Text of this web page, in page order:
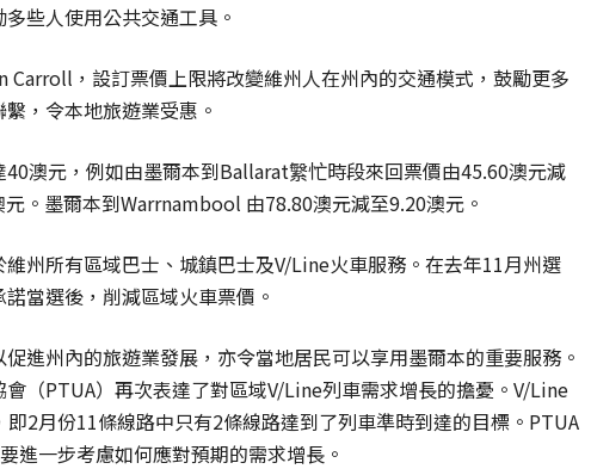
些人使用公共交通工具。
Carroll，設訂票價上限將改變維州人在州內的交通模式，鼓勵更多
，令本地旅遊業受惠。
澳元，例如由墨爾本到Ballarat䌓忙時段來回票價由45.60澳元減
。墨爾本到Warrnambool 由78.80澳元減至9.20澳元。
州所有區域巴士、城鎮巴士及V/Line火車服務。在去年11月州選
當選後，削減區域火車票價。
進州內的旅遊業發展，亦令當地居民可以享用墨爾本的重要服務。
（PTUA）再次表達了對區域V/Line列車需求增長的擔憂。V/Line
2月份11條線路中只有2條線路達到了列車準時到達的目標。PTUA
進一步考慮如何應對預期的需求增長。